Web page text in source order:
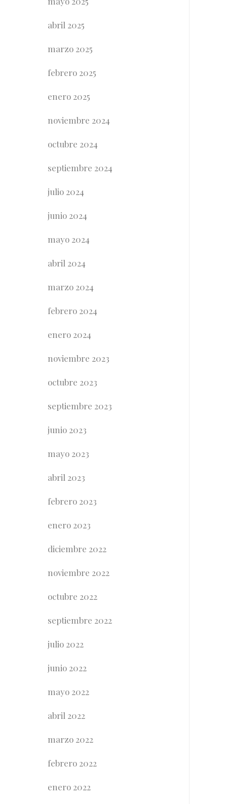
abril 2025
marzo 2025
febrero 2025
enero 2025
noviembre 2024
octubre 2024
septiembre 2024
julio 2024
junio 2024
mayo 2024
abril 2024
marzo 2024
febrero 2024
enero 2024
noviembre 2023
octubre 2023
septiembre 2023
junio 2023
mayo 2023
abril 2023
febrero 2023
enero 2023
diciembre 2022
noviembre 2022
octubre 2022
septiembre 2022
julio 2022
junio 2022
mayo 2022
abril 2022
marzo 2022
febrero 2022
enero 2022